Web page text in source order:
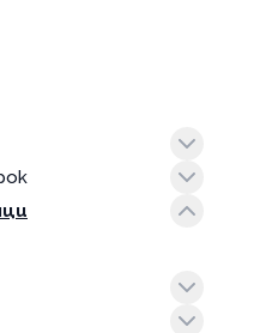
възрастни
деца
деца